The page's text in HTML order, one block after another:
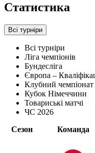
Статистика
Всі турніри
Всі турніри
Ліга чемпіонів
Бундесліга
Європа –
Клубний
Кубок Німеччини
Товариські матчі
ЧС 2026
Сезон
Команда